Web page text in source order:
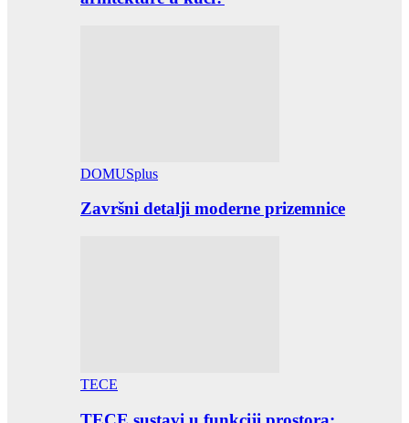
DOMUSplus
Završni detalji moderne prizemnice
TECE